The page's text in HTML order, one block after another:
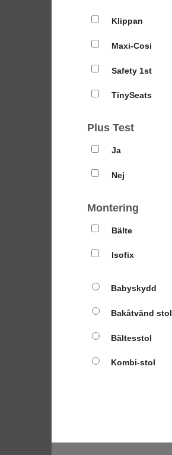
Klippan
Maxi-Cosi
Safety 1st
TinySeats
Plus Test
Ja
Nej
Montering
Bälte
Isofix
Babyskydd
Bakåtvänd stol
Bältesstol
Kombi-stol